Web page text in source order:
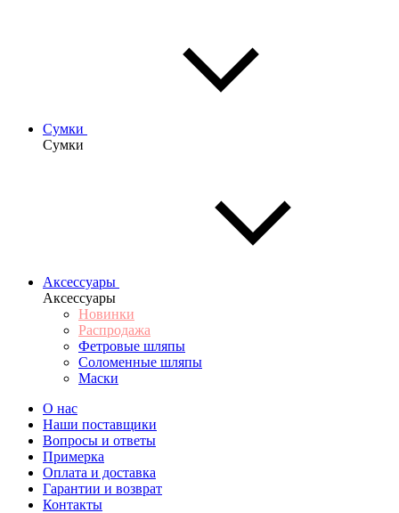
Сумки
Сумки
Аксессуары
Аксессуары
Новинки
Распродажа
Фетровые шляпы
Соломенные шляпы
Маски
О нас
Наши поставщики
Вопросы и ответы
Примерка
Оплата и доставка
Гарантии и возврат
Контакты